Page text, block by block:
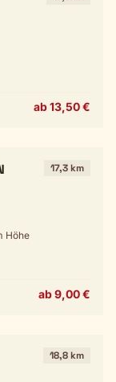
ab 13,50 €
17,3 km
Höhe
ab 9,00 €
18,8 km